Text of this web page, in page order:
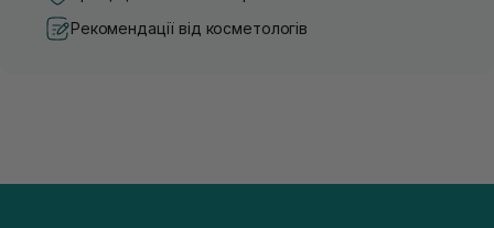
Рекомендації від косметологів